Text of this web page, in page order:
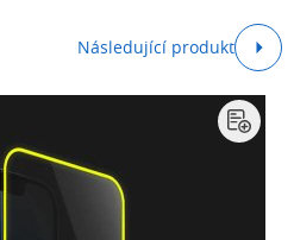
Následující produkt